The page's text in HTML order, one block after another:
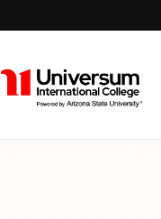
University